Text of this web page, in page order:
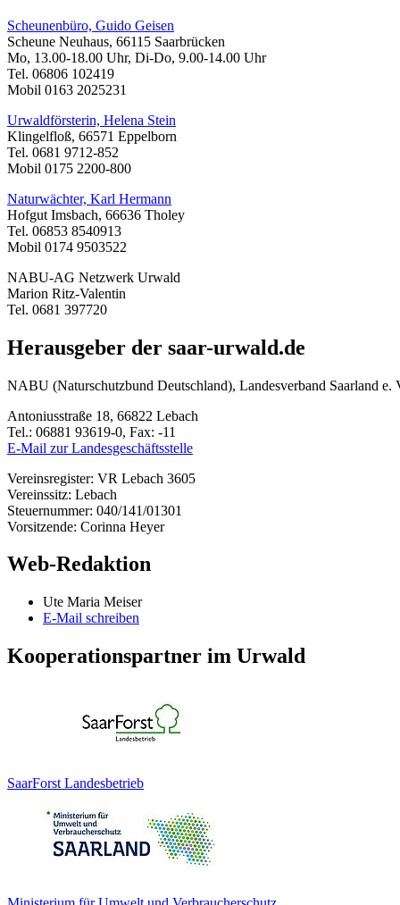
Scheunenbüro, Guido Geisen
Scheune Neuhaus, 66115 Saarbrücken
Mo, 13.00-18.00 Uhr, Di-Do, 9.00-14.00 Uhr
Tel. 06806 102419
Mobil 0163 2025231
Urwaldförsterin, Helena Stein
Klingelfloß, 66571 Eppelborn
Tel. 0681 9712-852
Mobil 0175 2200-800
Naturwächter, Karl Hermann
Hofgut Imsbach, 66636 Tholey
Tel. 06853 8540913
Mobil 0174 9503522
NABU-AG Netzwerk Urwald
Marion Ritz-Valentin
Tel. 0681 397720
Herausgeber der saar-urwald.de
NABU (Naturschutzbund Deutschland), Landesverband Saarland e.
Antoniusstraße 18, 66822 Lebach
Tel.: 06881 93619-0, Fax: -11
E-Mail zur Landesgeschäftsstelle
Vereinsregister: VR Lebach 3605
Vereinssitz: Lebach
Steuernummer: 040/141/01301
Vorsitzende: Corinna Heyer
Web-Redaktion
Ute Maria Meiser
E-Mail schreiben
Kooperationspartner im Urwald
SaarForst Landesbetrieb